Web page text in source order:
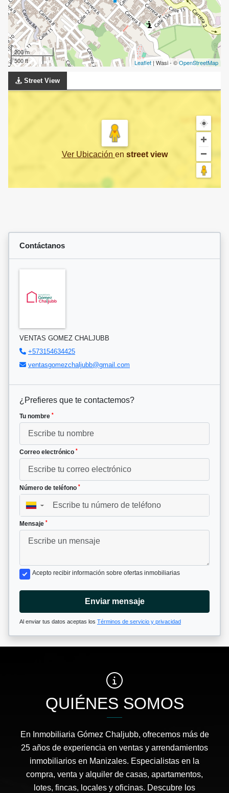
200 m
500 ft
Leaflet | Wasi - ©OpenStreetMap
Street View
Ver Ubicación en street view
Contáctanos
VENTAS GOMEZ CHALJUBB
+573154634425
ventasgomezchaljubb@gmail.com
¿Prefieres que te contactemos?
Tu nombre *
Correo electrónico *
Número de teléfono *
▼
Mensaje *
Acepto recibir información sobre ofertas inmobiliarias
Enviar mensaje
Al enviar tus datos aceptas los Términos de servicio y privacidad
QUIÉNES SOMOS
En Inmobiliaria Gómez Chaljubb, ofrecemos más de
25 años de experiencia en ventas y arrendamientos
inmobiliarios en Manizales. Especialistas en la
compra, venta y alquiler de casas, apartamentos,
lotes, fincas, locales y oficinas. Descubre los